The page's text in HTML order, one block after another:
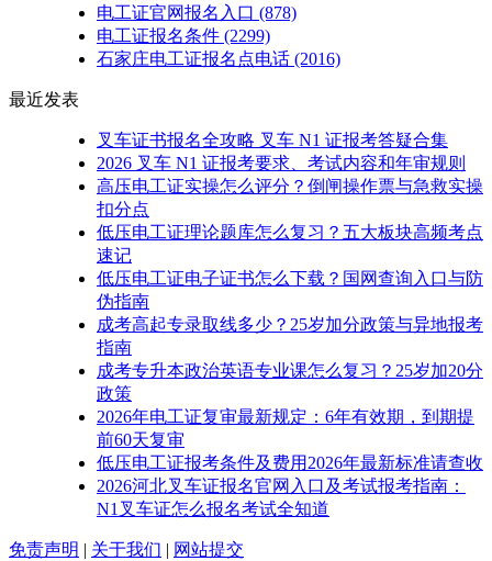
电工证官网报名入口 (878)
电工证报名条件 (2299)
石家庄电工证报名点电话 (2016)
最近发表
叉车证书报名全攻略 叉车 N1 证报考答疑合集
2026 叉车 N1 证报考要求、考试内容和年审规则
高压电工证实操怎么评分？倒闸操作票与急救实操
扣分点
低压电工证理论题库怎么复习？五大板块高频考点
速记
低压电工证电子证书怎么下载？国网查询入口与防
伪指南
成考高起专录取线多少？25岁加分政策与异地报考
指南
成考专升本政治英语专业课怎么复习？25岁加20分
政策
2026年电工证复审最新规定：6年有效期，到期提
前60天复审
低压电工证报考条件及费用2026年最新标准请查收
2026河北叉车证报名官网入口及考试报考指南：
N1叉车证怎么报名考试全知道
免责声明 | 关于我们 | 网站提交